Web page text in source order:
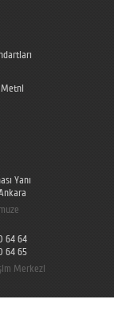
Metni
Yanı
64 64
64 65
Merkezi